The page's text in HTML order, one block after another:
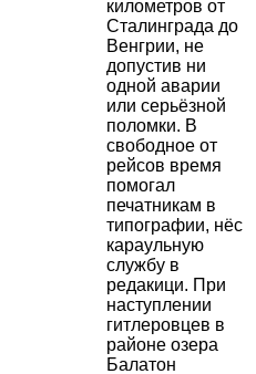
километров от
Сталинграда до
Венгрии, не
допустив ни
одной аварии
или серьёзной
поломки. В
свободное от
рейсов время
помогал
печатникам в
типографии, нёс
караульную
службу в
редакици. При
наступлении
гитлеровцев в
районе озера
Балатон